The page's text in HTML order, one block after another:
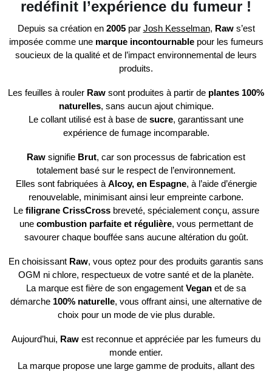
redéfinit l’expérience du fumeur !
Depuis sa création en 2005par Josh Kesselman, Raws’est
imposée comme une marque incontournablepour les fumeurs
soucieux de la qualité et de l’impact environnemental de leurs
produits.
Les feuilles à rouler Raw sont produites à partir de plantes 100%
naturelles, sans aucun ajout chimique.
Le collant utilisé est à base de sucre, garantissant une
expérience de fumage incomparable.
Raw signifie Brut, car son processus de fabrication est
totalement basé sur le respect de l’environnement.
Elles sont fabriquées à Alcoy, en Espagne, à l’aide d’énergie
renouvelable, minimisant ainsi leur empreinte carbone.
Le filigrane CrissCrossbreveté, spécialement conçu, assure
une combustion parfaite et régulière, vous permettant de
savourer chaque bouffée sans aucune altération du goût.
En choisissant Raw, vous optez pour des produits garantis sans
OGM ni chlore, respectueux de votre santé et de la planète.
La marque est fière de son engagement Vegan et de sa
démarche 100% naturelle, vous offrant ainsi, une alternative de
choix pour un mode de vie plus durable.
Aujourd’hui, Raw est reconnue et appréciée par les fumeurs du
monde entier.
La marque propose une large gamme de produits, allant des